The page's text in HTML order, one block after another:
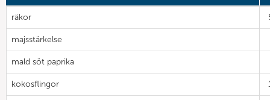
räkor
majsstärkelse
mald söt paprika
kokosflingor